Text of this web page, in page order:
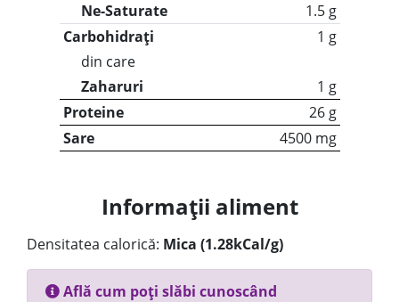
Ne-Saturate
1.5 g
Carbohidrați
1 g
din care
Zaharuri
1 g
Proteine
26 g
Sare
4500 mg
Informații aliment
Densitatea calorică: Mica (1.28kCal/g)
Află cum poți slăbi cunoscând